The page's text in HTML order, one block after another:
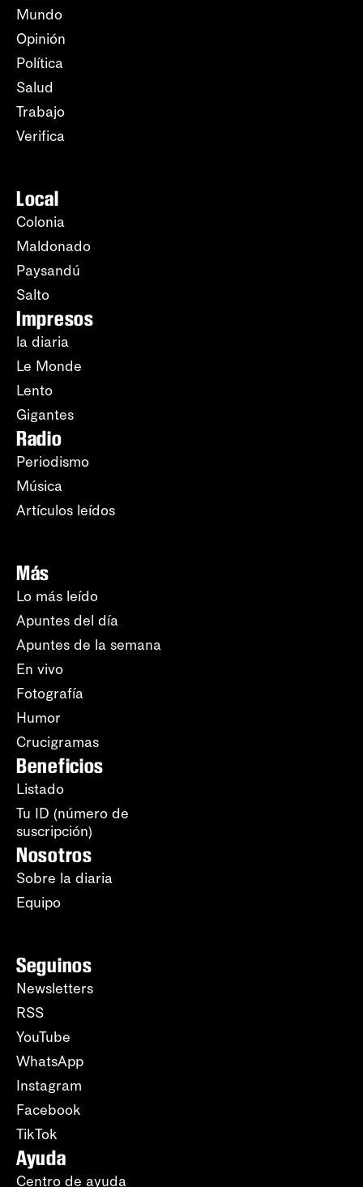
Mundo
Opinión
Política
Salud
Trabajo
Verifica
Local
Colonia
Maldonado
Paysandú
Salto
Impresos
la diaria
Le Monde
Lento
Gigantes
Radio
Periodismo
Música
Artículos leídos
Más
Lo más leído
Apuntes del día
Apuntes de la semana
En vivo
Fotografía
Humor
Crucigramas
Beneficios
Listado
Tu ID (número de
suscripción)
Nosotros
Sobre la diaria
Equipo
Seguinos
Newsletters
RSS
YouTube
WhatsApp
Instagram
Facebook
TikTok
Ayuda
Centro de ayuda